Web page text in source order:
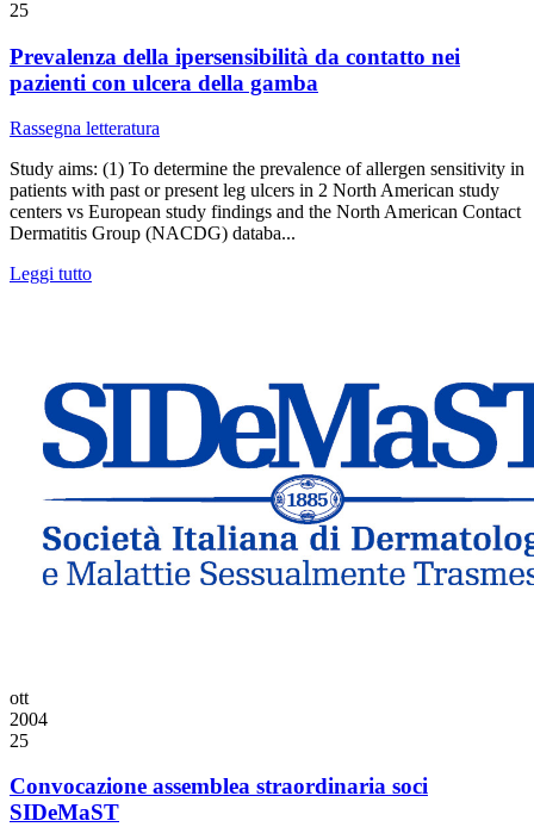
25
Prevalenza della ipersensibilità da contatto nei
pazienti con ulcera della gamba
Rassegna letteratura
Study aims: (1) To determine the prevalence of allergen sensitivity in
patients with past or present leg ulcers in 2 North American study
centers vs European study findings and the North American Contact
Dermatitis Group (NACDG) databa...
Leggi tutto
ott
2004
25
Convocazione assemblea straordinaria soci
SIDeMaST